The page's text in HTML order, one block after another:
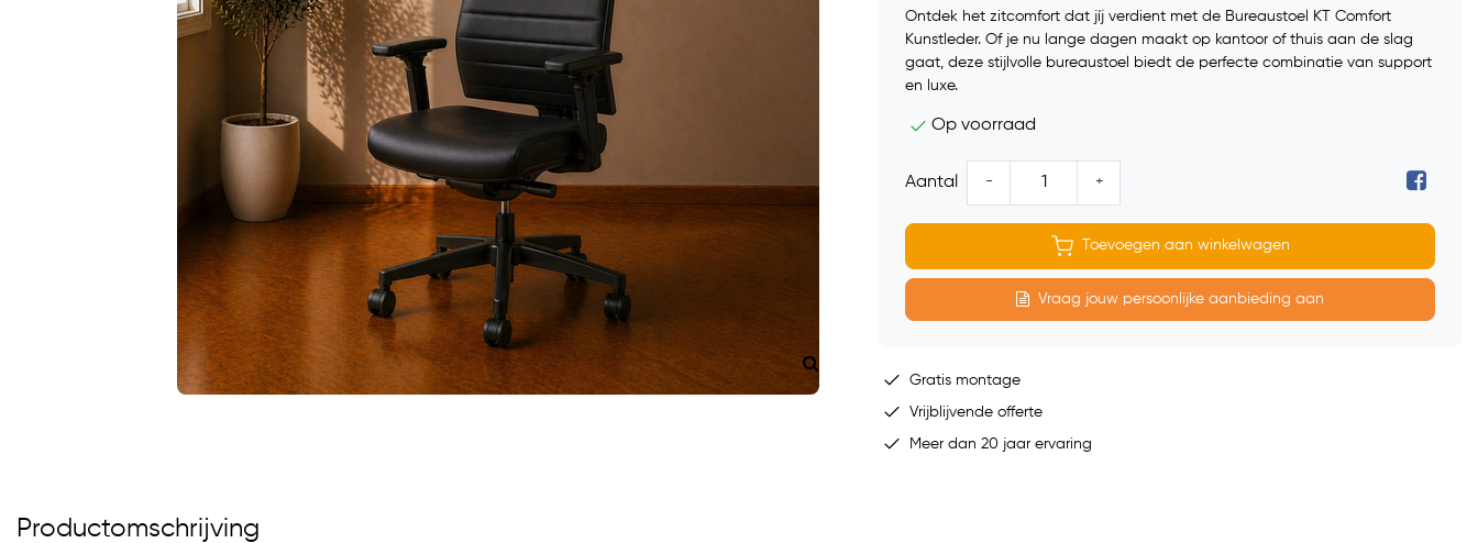
Ontdek het zitcomfort dat jíj verdient met de Bureaustoel KT Comfort
Kunstleder. Of je nu lange dagen maakt op kantoor of thuis aan de slag
gaat, deze stijlvolle bureaustoel biedt de perfecte combinatie van support
en luxe.
Op voorraad
Aantal - +
Toevoegen aan winkelwagen
Vraag jouw persoonlijke aanbieding aan
Gratis montage
Vrijblijvende offerte
Meer dan 20 jaar ervaring
Productomschrijving